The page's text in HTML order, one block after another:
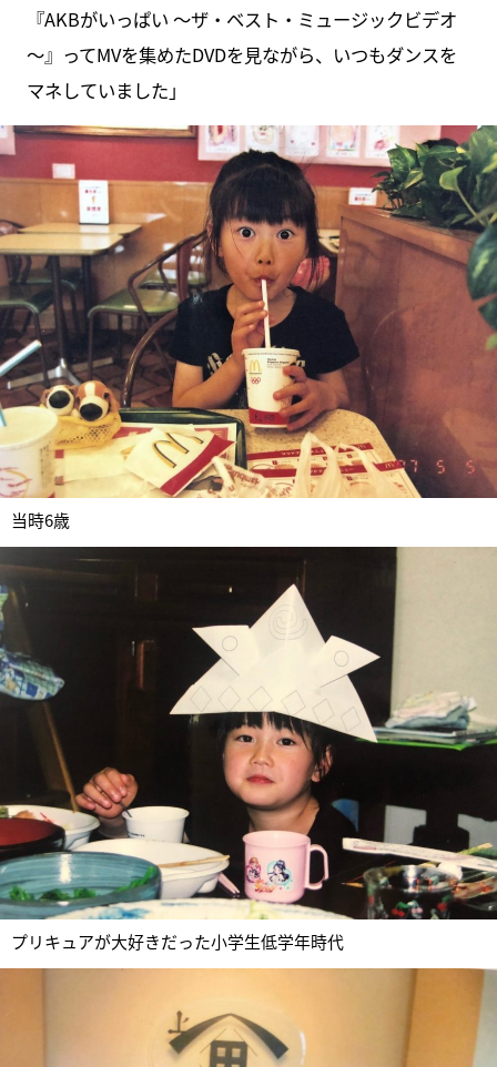
『AKBがいっぱい ～ザ・ベスト・ミュージックビデオ
～』ってMVを集めたDVDを見ながら、いつもダンスを
マネしていました」
当時6歳
プリキュアが大好きだった小学生低学年時代